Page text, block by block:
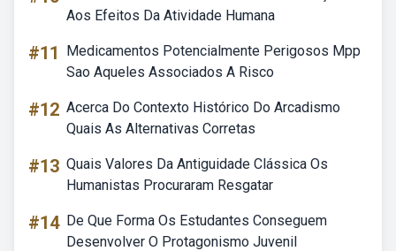
Aos Efeitos Da Atividade Humana
#11
Medicamentos Potencialmente Perigosos Mpp
Sao Aqueles Associados A Risco
#12 Acerca Do Contexto Histórico Do Arcadismo
Quais As Alternativas Corretas
#13 Quais Valores Da Antiguidade Clássica Os
Humanistas Procuraram Resgatar
#14 De Que Forma Os Estudantes Conseguem
Desenvolver O Protagonismo Juvenil